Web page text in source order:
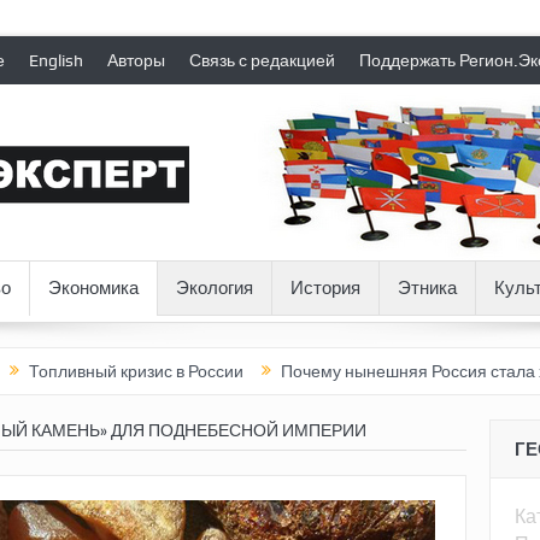
English Авторы Связь с редакцией Поддержать
Экономика Экология История Этника
кризис в России Почему нынешняя Россия стала хуже, чем
КАМЕНЬ» ДЛЯ ПОДНЕБЕСНОЙ ИМПЕРИИ